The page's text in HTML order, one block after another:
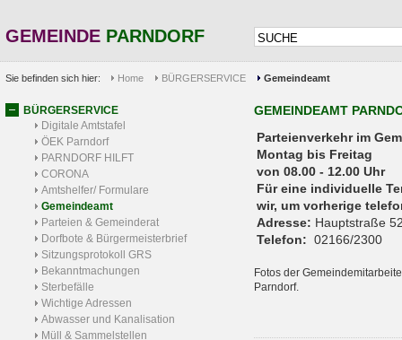
GEMEINDE PARNDORF
Sie befinden sich hier: Home BÜRGERSERVICE Gemeindeamt
BÜRGERSERVICE
Digitale Amtstafel
ÖEK Parndorf
PARNDORF HILFT
CORONA
Amtshelfer/ Formulare
Gemeindeamt
Parteien & Gemeinderat
Dorfbote & Bürgermeisterbrief
Sitzungsprotokoll GRS
Bekanntmachungen
Sterbefälle
Wichtige Adressen
Abwasser und Kanalisation
Müll & Sammelstellen
GEMEINDEAMT
Parteienverkehr
Montag bis Freitag
von 08.00 - 12.00 Uhr
Für eine individuelle
wir, um vorherige
Adresse: Hauptstraße
Telefon: 02166/2300
Fotos der
Parndorf.